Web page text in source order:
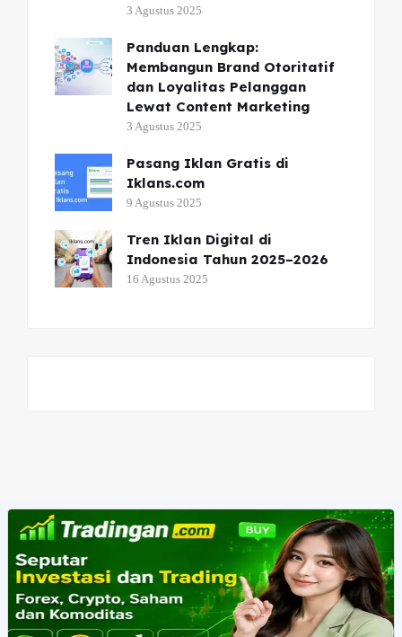
3 Agustus 2025
Panduan Lengkap:
Membangun Brand Otoritatif
dan Loyalitas Pelanggan
Lewat Content Marketing
3 Agustus 2025
Pasang Iklan Gratis di
Iklans.com
9 Agustus 2025
Tren Iklan Digital di
Indonesia Tahun 2025–2026
16 Agustus 2025